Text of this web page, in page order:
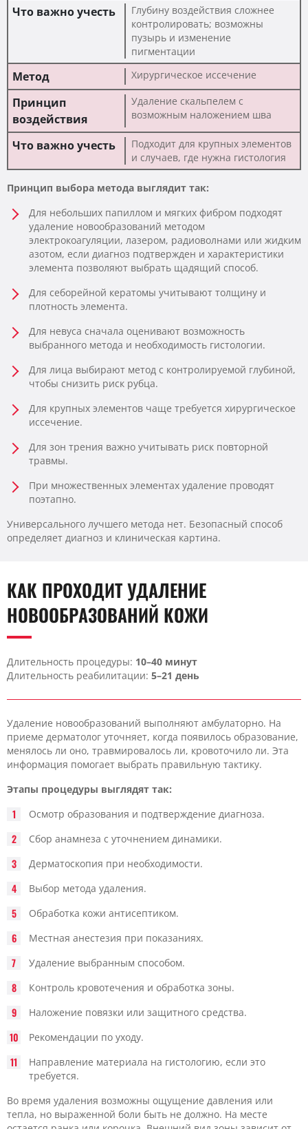
Глубину воздействия сложнее
контролировать; возможны
пузырь и изменение
пигментации
Хирургическое иссечение
Удаление скальпелем с
возможным наложением шва
Подходит для крупных элементов
и случаев, где нужна гистология
Принцип выбора метода выглядит так:
Для небольших папиллом и мягких фибром подходят
удаление новообразований методом
электрокоагуляции, лазером, радиоволнами или жидким
азотом, если диагноз подтвержден и характеристики
элемента позволяют выбрать щадящий способ.
Для себорейной кератомы учитывают толщину и
плотность элемента.
Для невуса сначала оценивают возможность
выбранного метода и необходимость гистологии.
Для лица выбирают метод с контролируемой глубиной,
чтобы снизить риск рубца.
Для крупных элементов чаще требуется хирургическое
иссечение.
Для зон трения важно учитывать риск повторной
травмы.
При множественных элементах удаление проводят
поэтапно.
Универсального лучшего метода нет. Безопасный способ
определяет диагноз и клиническая картина.
КАК ПРОХОДИТ УДАЛЕНИЕ
НОВООБРАЗОВАНИЙ КОЖИ
Длительность процедуры: 10–40 минут
Длительность реабилитации: 5–21 день
Удаление новообразований выполняют амбулаторно. На
приеме дерматолог уточняет, когда появилось образование,
менялось ли оно, травмировалось ли, кровоточило ли. Эта
информация помогает выбрать правильную тактику.
Этапы процедуры выглядят так:
Осмотр образования и подтверждение диагноза.
Сбор анамнеза с уточнением динамики.
Дерматоскопия при необходимости.
Выбор метода удаления.
Обработка кожи антисептиком.
Местная анестезия при показаниях.
Удаление выбранным способом.
Контроль кровотечения и обработка зоны.
Наложение повязки или защитного средства.
Рекомендации по уходу.
Направление материала на гистологию, если это
требуется.
Во время удаления возможны ощущение давления или
тепла, но выраженной боли быть не должно. На месте